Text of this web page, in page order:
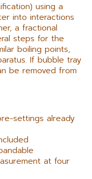
using a
into interactions
a fractional
steps for the
boiling points,
If bubble tray
be removed from
settings already
at four